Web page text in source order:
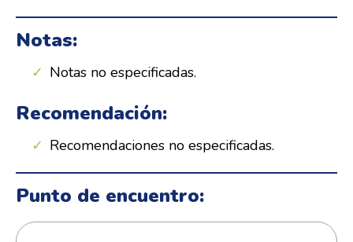
Notas:
Notas no especificadas.
Recomendación:
Recomendaciones no especificadas.
Punto de encuentro: